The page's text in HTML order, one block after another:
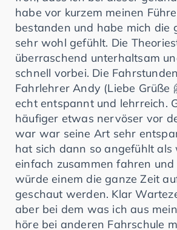
habe vor kurzem meinen
bestanden und habe mich die
sehr wohl gefühlt. Die
überraschend unterhaltsam
schnell vorbei. Die
Fahrlehrer Andy (Liebe Grüße
echt entspannt und lehrreich.
häufiger etwas nervöser vor
war war seine Art sehr
hat sich dann so angefühlt als
einfach zusammen fahren und
würde einem die ganze Zeit
geschaut werden. Klar
aber bei dem was ich aus
höre bei anderen Fahrschule